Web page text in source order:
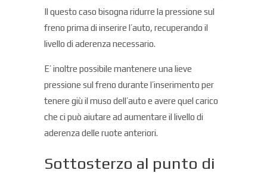
Il questo caso bisogna ridurre la pressione sul
freno prima di inserire l’auto, recuperando il
livello di aderenza necessario.
E’ inoltre possibile mantenere una lieve
pressione sul freno durante l’inserimento per
tenere giù il muso dell’auto e avere quel carico
che ci può aiutare ad aumentare il livello di
aderenza delle ruote anteriori.
Sottosterzo al punto di